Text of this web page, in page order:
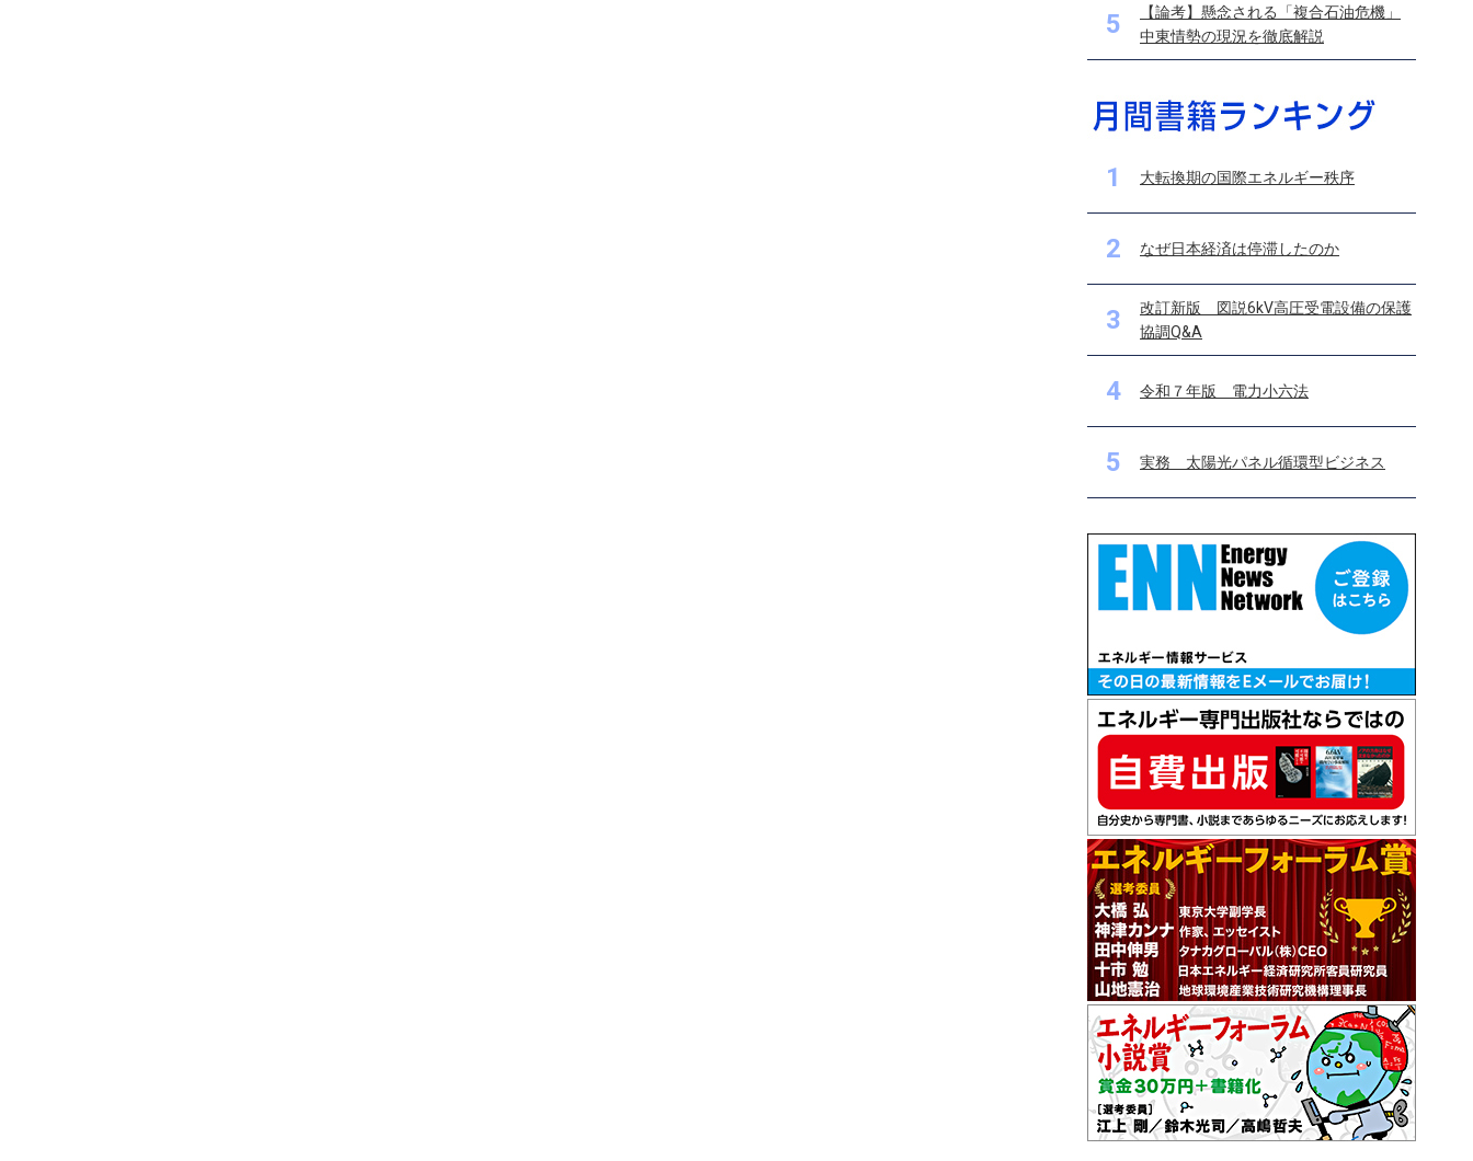
5
【論考】懸念される「複合石油危機」
中東情勢の現況を徹底解説
1 大転換期の国際エネルギー秩序
2 なぜ日本経済は停滞したのか
3
改訂新版 図説6kV高圧受電設備の保護
協調Q&A
4 令和７年版 電力小六法
5 実務 太陽光パネル循環型ビジネス